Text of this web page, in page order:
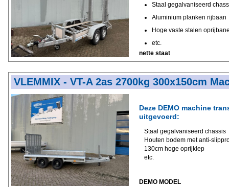
Staal gegalvaniseerd
Aluminium planken rijbaan
Hoge vaste stalen
etc.
nette staat
VLEMMIX - VT-A 2as 2700kg 300x150cm
Deze DEMO machine
uitgevoerd:
Staal gegalvaniseerd chassis
Houten bodem met anti-
130cm hoge oprijklep
etc.
DEMO MODEL